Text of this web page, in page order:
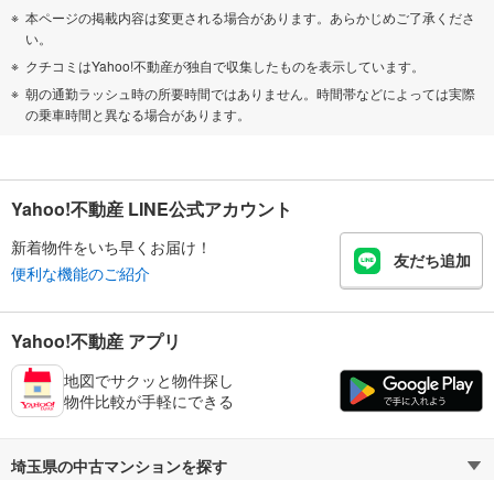
本ページの掲載内容は変更される場合があります。あらかじめご了承くださ
い。
クチコミはYahoo!不動産が独自で収集したものを表示しています。
朝の通勤ラッシュ時の所要時間ではありません。時間帯などによっては実際
の乗車時間と異なる場合があります。
Yahoo!不動産 LINE公式アカウント
新着物件をいち早くお届け！
便利な機能のご紹介
友だち追加
Yahoo!不動産 アプリ
地図でサクッと物件探し
物件比較が手軽にできる
埼玉県の中古マンションを探す